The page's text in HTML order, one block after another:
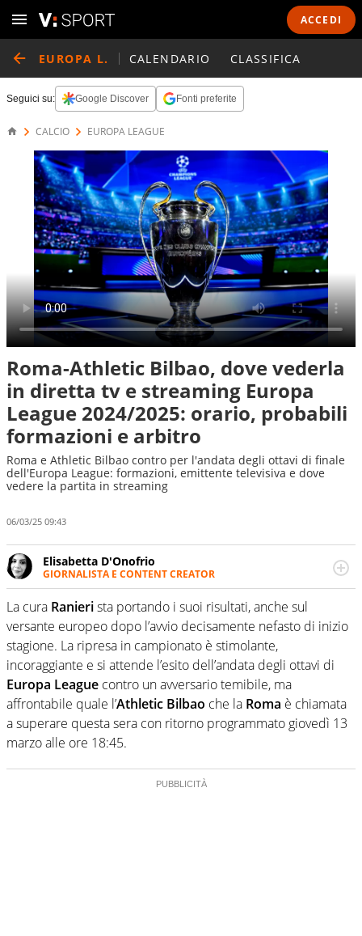
ACCEDI
EUROPA L. CALENDARIO CLASSIFICA
Seguici su: Google Discover Fonti preferite
CALCIO EUROPA LEAGUE
Roma-Athletic Bilbao, dove vederla
in diretta tv e streaming Europa
League 2024/2025: orario, probabili
formazioni e arbitro
Roma e Athletic Bilbao contro per l'andata degli ottavi di finale
dell'Europa League: formazioni, emittente televisiva e dove
vedere la partita in streaming
06/03/25 09:43
Elisabetta D'Onofrio
GIORNALISTA E CONTENT CREATOR
Giornalista professionista dal 2007, scrive per curiosità
personale e necessità: soprattutto di calcio, di sport e dei
suoi protagonisti, concedendosi innocenti evasioni
nell'ambito della creazione di format. Un tempo ala
destra, oggi si sente a suo agio nel ruolo di libero. Cura
una classifica riservata dei migliori 5 calciatori di sempre.
La cura Ranierista portando i suoi risultati, anche sul
versante europeo dopo l’avvio decisamente nefasto di inizio
stagione. La ripresa in campionato è stimolante,
incoraggiante e si attende l’esito dell’andata degli ottavi di
Europa League contro un avversario temibile, ma
affrontabile quale l’Athletic Bilbao che la Roma è chiamata
a superare questa sera con ritorno programmato giovedì 13
marzo alle ore 18:45.